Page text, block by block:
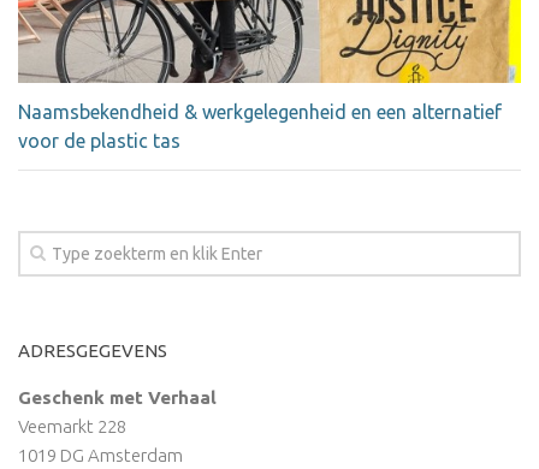
Naamsbekendheid & werkgelegenheid en een alternatief
voor de plastic tas
ADRESGEGEVENS
Geschenk met Verhaal
Veemarkt 228
1019 DG Amsterdam